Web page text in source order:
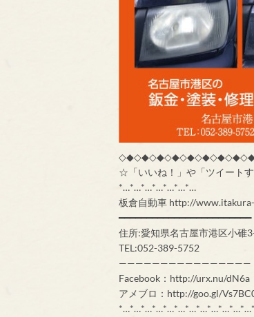
☆「いいね！」や「ツイート
*…*…*…*…*…*…*…
板倉自動車 http://
━━━━━━━━━━━━━━━━━━━━━━━━
住所:愛知県名古屋市港区小碓
TEL:052-389-5752
————————————————
Facebook：http://urx.nu/dN6a
アメブロ：http://goo.gl/